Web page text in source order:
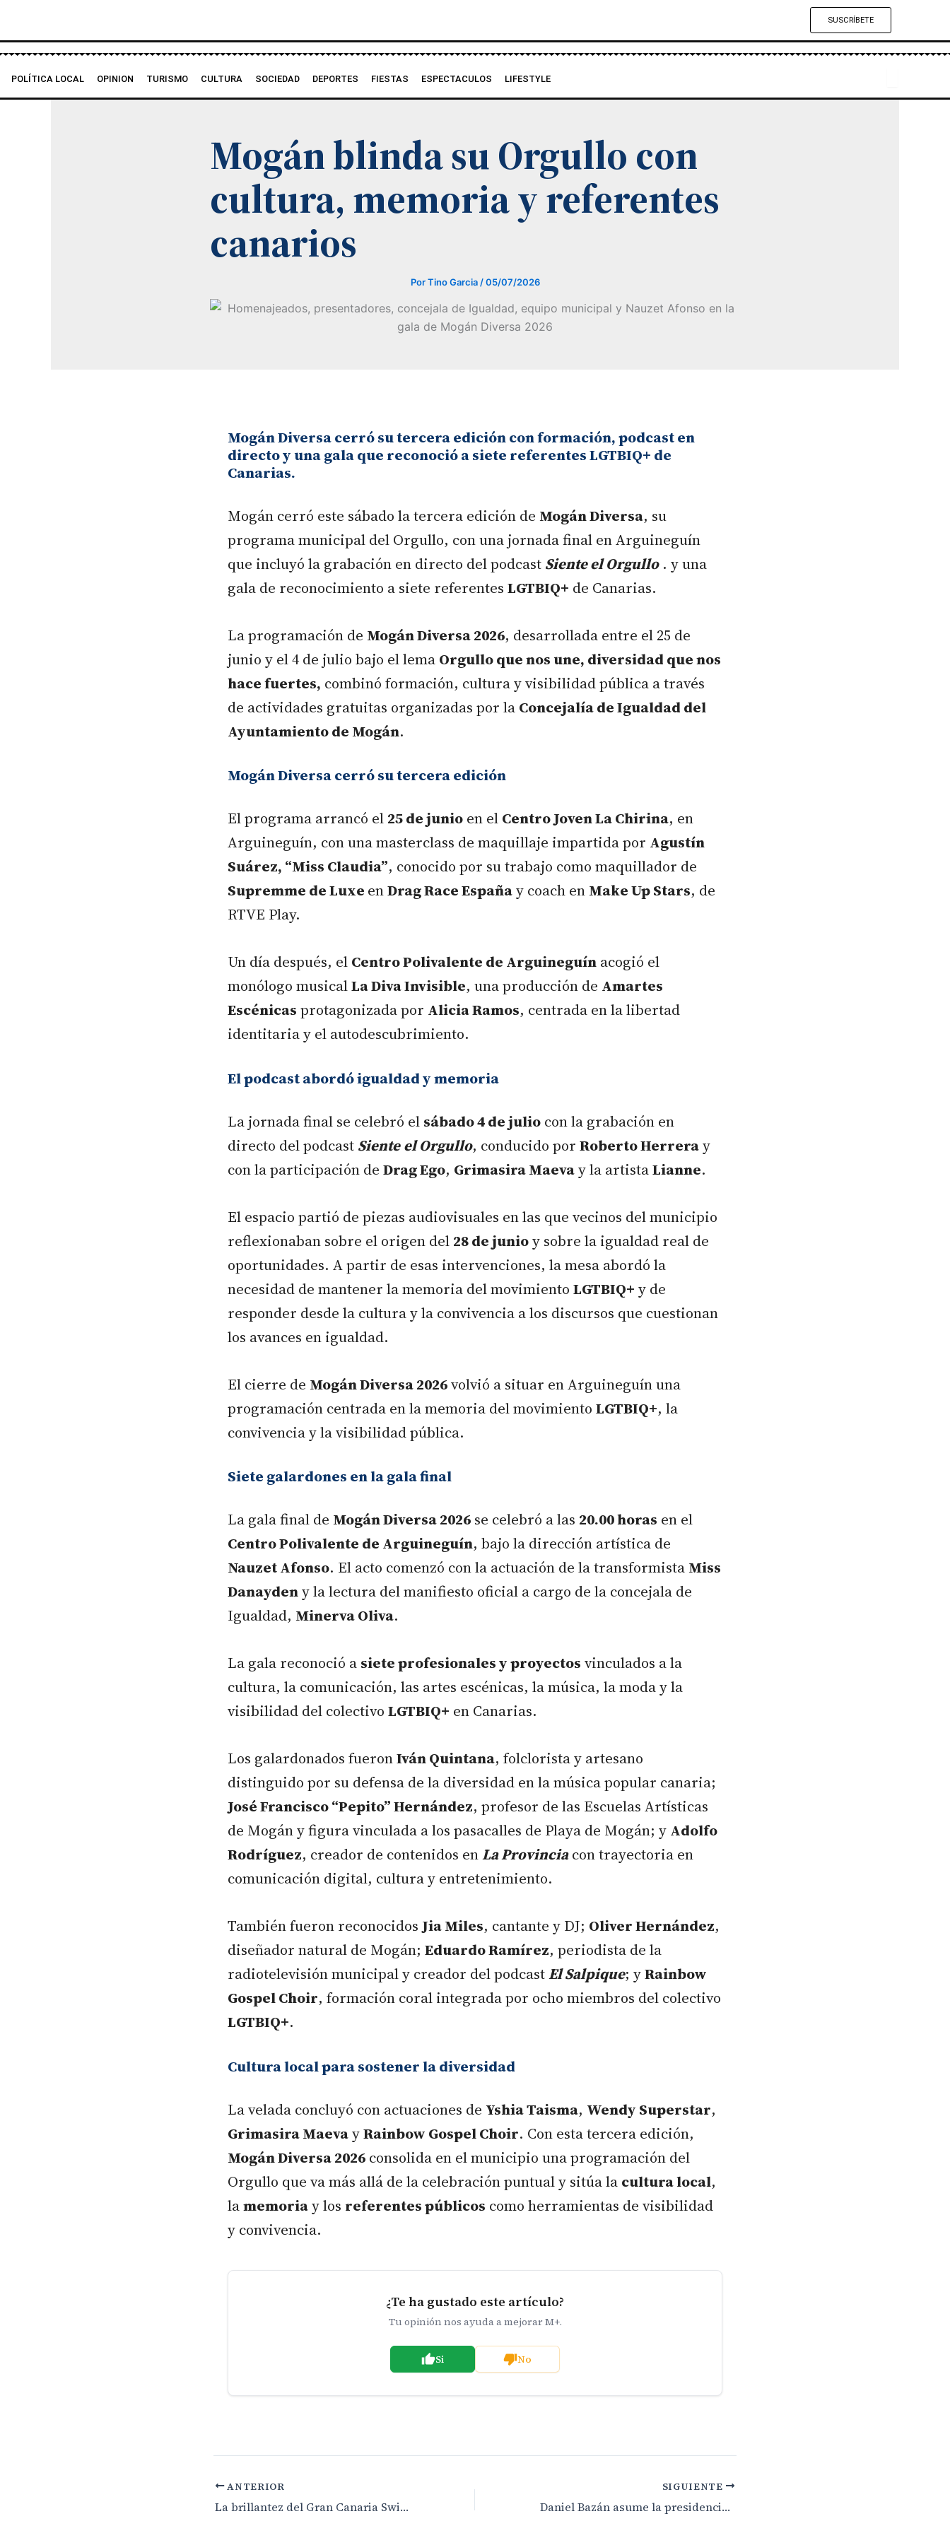
contenido
SUSCRÍBETE
POLÍTICA LOCAL OPINION TURISMO CULTURA SOCIEDAD DEPORTES FIESTAS ESPECTACULOS LIFESTYLE
Mogán blinda su Orgullo con
cultura, memoria y referentes
canarios
PorTino Garcia /05/07/2026
Mogán Diversa cerró su tercera edición con formación, podcast en
directo y una gala que reconoció a siete referentes LGTBIQ+ de
Canarias.
Mogán cerró este sábado la tercera edición de Mogán Diversa, su
programa municipal del Orgullo, con una jornada final en Arguineguín
que incluyó la grabación en directo del podcast Siente el Orgullo. y una
gala de reconocimiento a siete referentes LGTBIQ+ de Canarias.
La programación de Mogán Diversa 2026, desarrollada entre el 25 de
junio y el 4 de julio bajo el lema Orgullo que nos une, diversidad que nos
hace fuertes, combinó formación, cultura y visibilidad pública a través
de actividades gratuitas organizadas por la Concejalía de Igualdad del
Ayuntamiento de Mogán.
Mogán Diversa cerró su tercera edición
El programa arrancó el 25 de junio en el Centro Joven La Chirina, en
Arguineguín, con una masterclass de maquillaje impartida por Agustín
Suárez, “Miss Claudia”, conocido por su trabajo como maquillador de
Supremme de Luxe enDrag Race Españay coach enMake Up Stars, de
RTVE Play.
Un día después, el Centro Polivalente de Arguineguín acogió el
monólogo musicalLa Diva Invisible, una producción de Amartes
Escénicas protagonizada por Alicia Ramos, centrada en la libertad
identitaria y el autodescubrimiento.
El podcast abordó igualdad y memoria
La jornada final se celebró el sábado 4 de julio con la grabación en
directo del podcast Siente el Orgullo, conducido por Roberto Herreray
con la participación de Drag Ego, Grimasira Maevay la artistaLianne.
El espacio partió de piezas audiovisuales en las que vecinos del municipio
reflexionaban sobre el origen del 28 de junioy sobre la igualdad real de
oportunidades. A partir de esas intervenciones, la mesa abordó la
necesidad de mantener la memoria del movimiento LGTBIQ+ y de
responder desde la cultura y la convivencia a los discursos que cuestionan
los avances en igualdad.
El cierre de Mogán Diversa 2026volvió a situar en Arguineguín una
programación centrada en la memoria del movimiento LGTBIQ+, la
convivencia y la visibilidad pública.
Siete galardones en la gala final
La gala final de Mogán Diversa 2026 se celebró a las 20.00 horas en el
Centro Polivalente de Arguineguín, bajo la dirección artística de
Nauzet Afonso. El acto comenzó con la actuación de la transformistaMiss
Danaydeny la lectura del manifiesto oficial a cargo de la concejala de
Igualdad, Minerva Oliva.
La gala reconoció a siete profesionales y proyectos vinculados a la
cultura, la comunicación, las artes escénicas, la música, la moda y la
visibilidad del colectivo LGTBIQ+ en Canarias.
Los galardonados fueronIván Quintana, folclorista y artesano
distinguido por su defensa de la diversidad en la música popular canaria;
José Francisco “Pepito” Hernández, profesor de las Escuelas Artísticas
de Mogán y figura vinculada a los pasacalles de Playa de Mogán; y Adolfo
Rodríguez, creador de contenidos enLa Provinciacon trayectoria en
comunicación digital, cultura y entretenimiento.
También fueron reconocidosJia Miles, cantante y DJ; Oliver Hernández,
diseñador natural de Mogán; Eduardo Ramírez, periodista de la
radiotelevisión municipal y creador del podcastEl Salpique; yRainbow
Gospel Choir, formación coral integrada por ocho miembros del colectivo
LGTBIQ+.
Cultura local para sostener la diversidad
La velada concluyó con actuaciones de Yshia Taisma, Wendy Superstar,
Grimasira MaevayRainbow Gospel Choir. Con esta tercera edición,
Mogán Diversa 2026 consolida en el municipio una programación del
Orgullo que va más allá de la celebración puntual y sitúa la cultura local,
lamemoriay los referentes públicos como herramientas de visibilidad
y convivencia.
¿Te ha gustado este artículo?
Tu opinión nos ayuda a mejorar M+.
Si No
ANTERIOR
La brillantez del Gran Canaria Swin Week celebrado en Maspalomas
SIGUIENTE
Daniel Bazán asume la presidencia del Rotary Club Maspalomas